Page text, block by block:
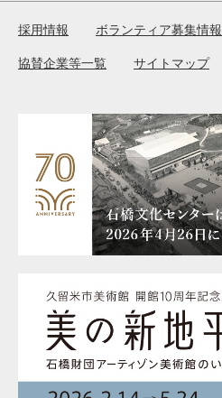
採用情報 ボランティア募集情報
協賛企業等一覧 サイトマップ